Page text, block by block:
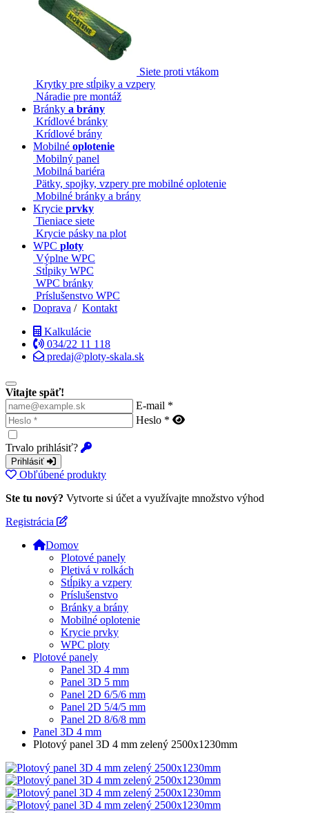
Siete proti vtákom
Krytky pre stĺpiky a vzpery
Náradie pre montáž
Bránky a brány
Krídlové bránky
Krídlové brány
Mobilné oplotenie
Mobilný panel
Mobilná bariéra
Pätky, spojky, vzpery pre mobilné oplotenie
Mobilné bránky a brány
Krycie prvky
Tieniace siete
Krycie pásky na plot
WPC ploty
Výplne WPC
Stĺpiky WPC
WPC bránky
Príslušenstvo WPC
Doprava / Kontakt
Kalkulácie
034/22 11 118
predaj@ploty-skala.sk
Vitajte späť!
E-mail *
Heslo *
Trvalo prihlásiť?
Prihlásiť
Obľúbené produkty
Ste tu nový? Vytvorte si účet a využívajte množstvo výhod
Registrácia
Domov
Plotové panely
Pletivá v rolkách
Stĺpiky a vzpery
Príslušenstvo
Bránky a brány
Mobilné oplotenie
Krycie prvky
WPC ploty
Plotové panely
Panel 3D 4 mm
Panel 3D 5 mm
Panel 2D 6/5/6 mm
Panel 2D 5/4/5 mm
Panel 2D 8/6/8 mm
Panel 3D 4 mm
Plotový panel 3D 4 mm zelený 2500x1230mm